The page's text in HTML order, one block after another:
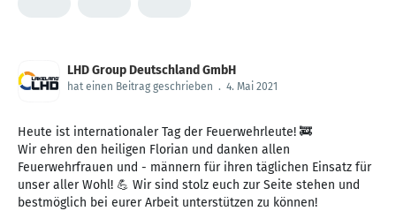
LHD Group Deutschland GmbH
hat einen Beitrag geschrieben . 4. Mai 2021
Heute ist internationaler Tag der Feuerwehrleute! 🚒
Wir ehren den heiligen Florian und danken allen
Feuerwehrfrauen und - männern für ihren täglichen Einsatz für
unser aller Wohl! 💪 Wir sind stolz euch zur Seite stehen und
bestmöglich bei eurer Arbeit unterstützen zu können!